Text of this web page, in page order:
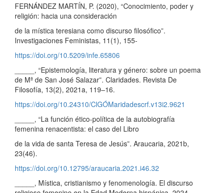
FERNÁNDEZ MARTÍN, P. (2020), “Conocimiento, poder y
religión: hacia una consideración
de la mística teresiana como discurso filosófico”.
Investigaciones Feministas, 11(1), 155-
https://doi.org/10.5209/infe.65806
_____, “Epistemología, literatura y género: sobre un poema
de Mª de San José Salazar”. Claridades. Revista De
Filosofía, 13(2), 2021a, 119–16.
https://doi.org/10.24310/ClGÓMaridadescrf.v13i2.9621
_____, “La función ético-política de la autobiografía
femenina renacentista: el caso del Libro
de la vida de santa Teresa de Jesús”. Araucaria, 2021b,
23(46).
https://doi.org/10.12795/araucaria.2021.i46.32
_____, Mística, cristianismo y fenomenología. El discurso